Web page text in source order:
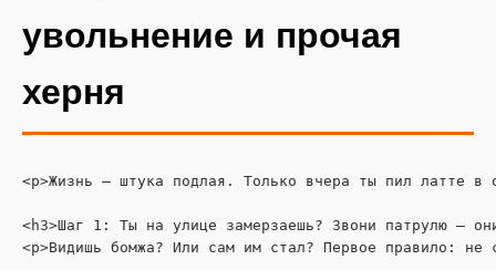
увольнение и прочая
херня
<p>Жизнь – штука подлая. Только вчера ты пил латте
<h3>Шаг 1: Ты на улице замерзаешь? Звони патрулю –
<p>Видишь бомжа? Или сам им стал? Первое правило: